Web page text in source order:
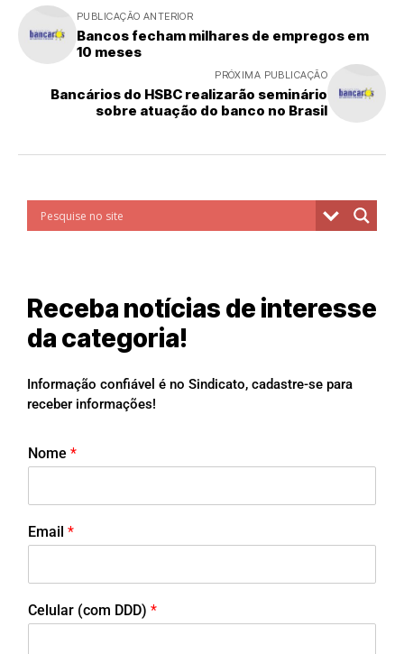
PUBLICAÇÃO ANTERIOR
Bancos fecham milhares de empregos em
10 meses
PRÓXIMA PUBLICAÇÃO
Bancários do HSBC realizarão seminário
sobre atuação do banco no Brasil
Receba notícias de interesse
da categoria!
Informação confiável é no Sindicato, cadastre-se para
receber informações!
Nome *
Email *
Celular (com DDD) *